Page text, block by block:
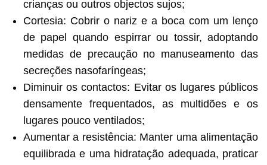
crianças ou outros objectos sujos;
Cortesia: Cobrir o nariz e a boca com um lenço
de papel quando espirrar ou tossir, adoptando
medidas de precaução no manuseamento das
secreções nasofaríngeas;
Diminuir os contactos: Evitar os lugares públicos
densamente frequentados, as multidões e os
lugares pouco ventilados;
Aumentar a resistência: Manter uma alimentação
equilibrada e uma hidratação adequada, praticar